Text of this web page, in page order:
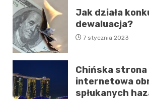
Jak działa
dewaluacja?
7 stycznia 2023
Chińska strona
internetowa
spłukanych